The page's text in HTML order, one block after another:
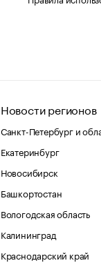
Новости регионов
Санкт-Петербург и
Екатеринбург
Новосибирск
Башкортостан
Вологодская область
Калининград
Краснодарский край